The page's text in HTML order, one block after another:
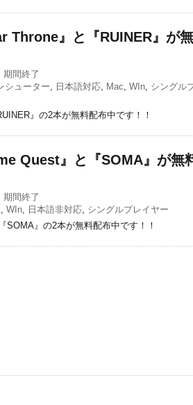
Throne』と『RUINER』が
期間終了
シューター, 日本語対応, Mac, WIn, シングル
』の2本が無料配布中です！！
Quest』と『SOMA』が無
期間終了
, WIn, 日本語非対応, シングルプレイヤー
SOMA』の2本が無料配布中です！！